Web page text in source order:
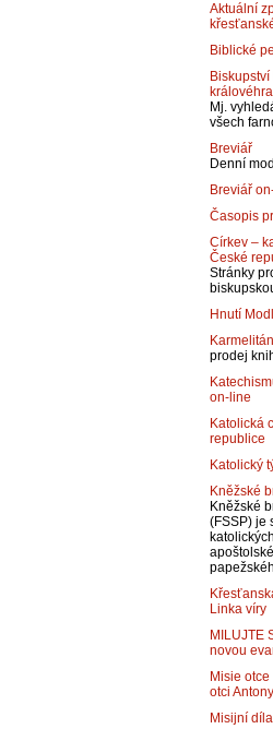
Aktuální
Biblické
Mj.
všech
Breviář
Denní
Breviář
Časopis
Církev –
České
Stránky
Hnutí
prodej
on-line
Katolická
republice
Katolický
Kněžské
Kněžské
(FSSP) je
Linka víry
MILUJTE
novou
Misie
otci
Misijní díla